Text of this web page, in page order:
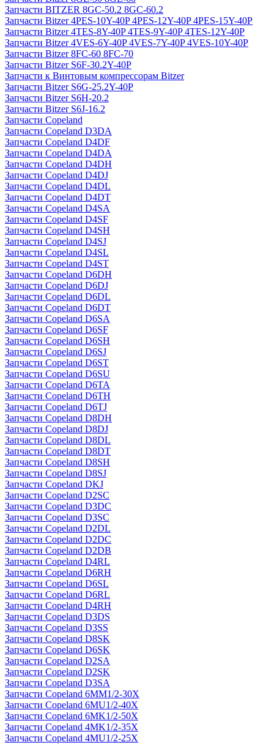
Запчасти BITZER 8GC-50.2 8GC-60.2
Запчасти Bitzer 4PES-10Y-40P 4PES-12Y-40P 4PES-15Y-40P
Запчасти Bitzer 4TES-8Y-40P 4TES-9Y-40P 4TES-12Y-40P
Запчасти Bitzer 4VES-6Y-40P 4VES-7Y-40P 4VES-10Y-40P
Запчасти Bitzer 8FC-60 8FC-70
Запчасти Bitzer S6F-30.2Y-40P
Запчасти к Винтовым компрессорам Bitzer
Запчасти Bitzer S6G-25.2Y-40P
Запчасти Bitzer S6H-20.2
Запчасти Bitzer S6J-16.2
Запчасти Copeland
Запчасти Copeland D3DA
Запчасти Copeland D4DF
Запчасти Copeland D4DA
Запчасти Copeland D4DH
Запчасти Copeland D4DJ
Запчасти Copeland D4DL
Запчасти Copeland D4DT
Запчасти Copeland D4SA
Запчасти Copeland D4SF
Запчасти Copeland D4SH
Запчасти Copeland D4SJ
Запчасти Copeland D4SL
Запчасти Copeland D4ST
Запчасти Copeland D6DH
Запчасти Copeland D6DJ
Запчасти Copeland D6DL
Запчасти Copeland D6DT
Запчасти Copeland D6SA
Запчасти Copeland D6SF
Запчасти Copeland D6SH
Запчасти Copeland D6SJ
Запчасти Copeland D6ST
Запчасти Copeland D6SU
Запчасти Copeland D6TA
Запчасти Copeland D6TH
Запчасти Copeland D6TJ
Запчасти Copeland D8DH
Запчасти Copeland D8DJ
Запчасти Copeland D8DL
Запчасти Copeland D8DT
Запчасти Copeland D8SH
Запчасти Copeland D8SJ
Запчасти Copeland DKJ
Запчасти Copeland D2SC
Запчасти Copeland D3DC
Запчасти Copeland D3SC
Запчасти Copeland D2DL
Запчасти Copeland D2DC
Запчасти Copeland D2DB
Запчасти Copeland D4RL
Запчасти Copeland D6RH
Запчасти Copeland D6SL
Запчасти Copeland D6RL
Запчасти Copeland D4RH
Запчасти Copeland D3DS
Запчасти Copeland D3SS
Запчасти Copeland D8SK
Запчасти Copeland D6SK
Запчасти Copeland D2SA
Запчасти Copeland D2SK
Запчасти Copeland D3SA
Запчасти Copeland 6MM1/2-30X
Запчасти Copeland 6MU1/2-40X
Запчасти Copeland 6MK1/2-50X
Запчасти Copeland 4MK1/2-35X
Запчасти Copeland 4MU1/2-25X